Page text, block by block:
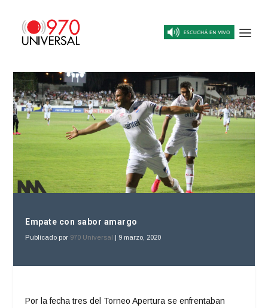
Empate con sabor amargo
Publicado por 970 Universal | 9 marzo, 2020
Por la fecha tres del Torneo Apertura se enfrentaban